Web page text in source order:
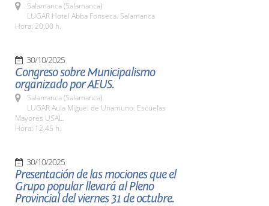
Salamanca (Salamanca)
LUGAR Hotel Abba Fonseca. Salamanca
Hora: 20,00 h.
30/10/2025
Congreso sobre Municipalismo
organizado por AEUS.
Salamanca (Salamanca)
LUGAR Aula Miguel de Unamuno. Escuelas
Mayores USAL.
Hora: 12,45 h.
30/10/2025
Presentación de las mociones que el
Grupo popular llevará al Pleno
Provincial del viernes 31 de octubre.